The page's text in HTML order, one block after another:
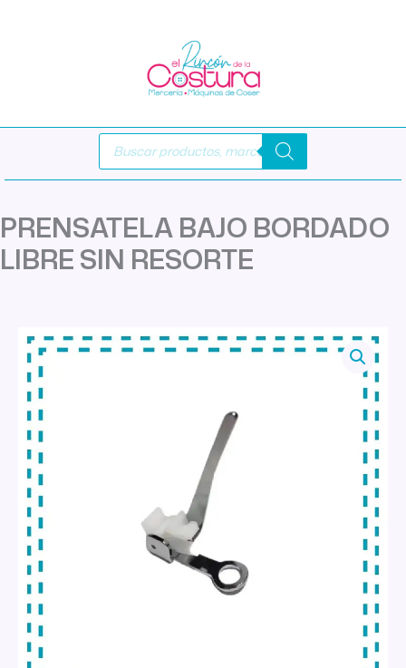
Búsqueda
productos
PRENSATELA BAJO BORDADO
LIBRE SIN RESORTE